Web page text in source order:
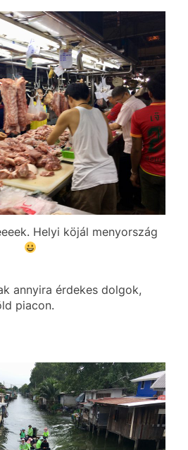
Helyi köjál menyország
annyira érdekes dolgok,
piacon.